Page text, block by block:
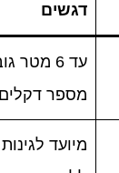
דגשים
עד 6 מטר
מספר
מיועד